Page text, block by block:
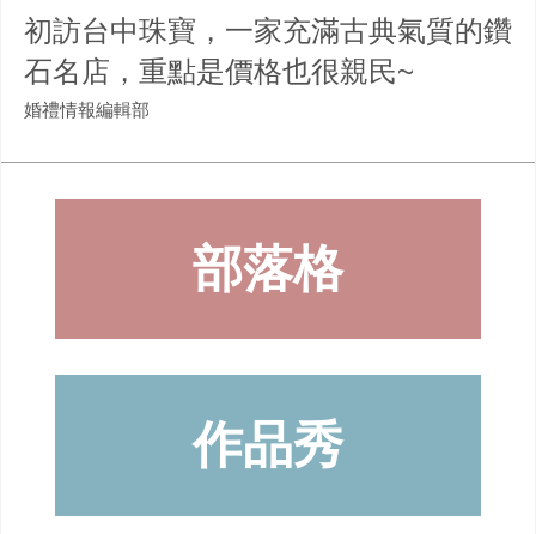
初訪台中珠寶，一家充滿古典氣質的鑽
石名店，重點是價格也很親民~
婚禮情報編輯部
部落格
作品秀